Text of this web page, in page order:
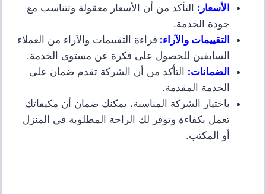
الأسعار : التأكد من أن الأسعار معقولة وتتناسب مع
جودة الخدمة.
التقييمات والآراء: قراءة التقييمات والآراء من العملاء
السابقين للحصول على فكرة عن مستوى الخدمة.
الضمانات: التأكد من أن الشركة تقدم ضمان على
الخدمة المقدمة.
باختيار الشركة المناسبة، يمكنك ضمان أن مكيفاتك
تعمل بكفاءة وتوفر لك الراحة المطلوبة في المنزل
أو المكتب.